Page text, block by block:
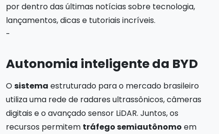
por dentro das últimas notícias sobre tecnologia,
lançamentos, dicas e tutoriais incríveis.
-
Autonomia inteligente da BYD
Osistema estruturado para o mercado brasileiro
utiliza uma rede de radares ultrassônicos, câmeras
digitais e o avançado sensor LiDAR. Juntos, os
recursos permitem tráfego semiautônomo em